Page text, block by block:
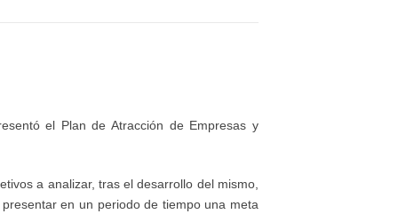
el Plan de Atracción de Empresas y
a analizar, tras el desarrollo del mismo,
en un periodo de tiempo una meta